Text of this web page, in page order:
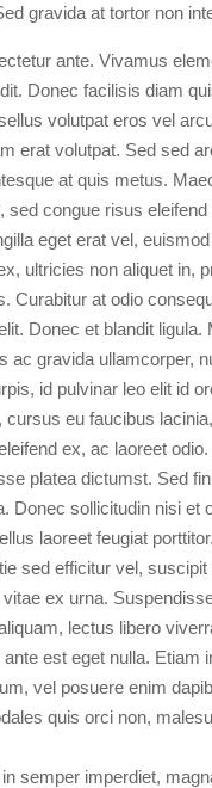
gravida at tortor non
ante. Vivamus
Donec facilisis diam
volutpat eros vel
erat volutpat. Sed sed
at quis metus.
sed congue risus
eget erat vel,
ultricies non aliquet in,
Curabitur at odio
Donec et blandit ligula.
ac gravida ullamcorper,
id pulvinar leo elit id
cursus eu faucibus
ex, ac laoreet odio.
platea dictumst. Sed
Donec sollicitudin nisi et
laoreet feugiat
sed efficitur vel, suscipit
ex urna.
lectus libero
est eget nulla. Etiam
vel posuere enim
quis orci non,
semper imperdiet,